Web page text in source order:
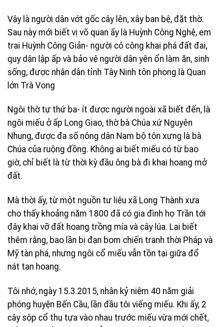
Vậy là người dân vớt gốc cây lên, xây ban bệ, đặt thờ.
Sau này mới biết vị võ quan ấy là Huỳnh Công Nghệ, em
trai Huỳnh Công Giản- người có công khai phá đất đai,
quy dân lập ấp và bảo vệ người dân yên ổn làm ăn, sinh
sống, được nhân dân tỉnh Tây Ninh tôn phong là Quan
lớn Trà Vong
Ngôi thờ tự thứ ba- ít được người ngoài xã biết đến, là
ngôi miếu ở ấp Long Giao, thờ bà Chúa xứ Nguyên
Nhung, được đa số nông dân Nam bộ tôn xưng là bà
Chúa của ruộng đồng. Không ai biết miếu có từ bao
giờ, chỉ biết là từ thời kỳ đầu ông bà đi khai hoang mở
đất.
Mà thời ấy, từ một nguồn tư liệu xã Long Thành xưa
cho thấy khoảng năm 1800 đã có gia đình họ Trần tới
đây khai vỡ đất hoang trồng mía và cây lúa. Lại biết
thêm rằng, bao lần bị đạn bom chiến tranh thời Pháp và
Mỹ tàn phá, nhưng ngôi cổ miếu vẫn tồn tại giữa đổ
nát tan hoang.
Tôi nhớ, ngày 15.3.2015, nhân kỷ niệm 40 năm giải
phóng huyện Bến Cầu, lần đầu tôi viếng miếu. Khi ấy, 2
cây sộp cổ thụ tựa vào nhau trước miếu vừa mới chết,